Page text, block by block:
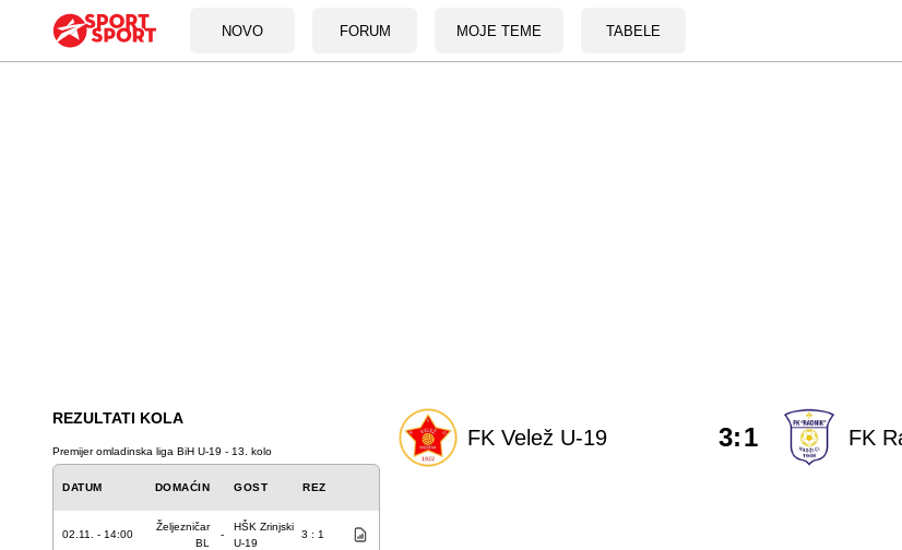
NOVO FORUM MOJE TEME TABELE
REZULTATI KOLA
Premijer omladinska liga BiH U-19 - 13. kolo
DATUM DOMAĆIN GOST REZ
02.11. - 14:00
Željezničar
BL
-
HŠK Zrinjski
U-19
3 : 1
FK Velež U-19 FK
3:1